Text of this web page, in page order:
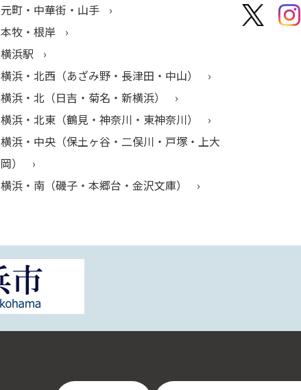
元町・中華街・山手
本牧・根岸
横浜駅
横浜・北西（あざみ野・長津田・中山）
横浜・北（日吉・菊名・新横浜）
横浜・北東（鶴見・神奈川・東神奈川）
横浜・中央（保土ヶ谷・二俣川・戸塚・上大
岡）
横浜・南（磯子・本郷台・金沢文庫）